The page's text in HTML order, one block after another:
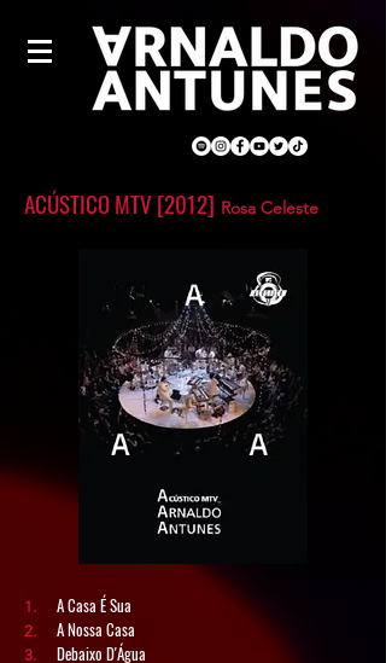
ACÚSTICO MTV [2012] Rosa Celeste
1.
2.
3.
A Casa É Sua
A Nossa Casa
Debaixo D'Água